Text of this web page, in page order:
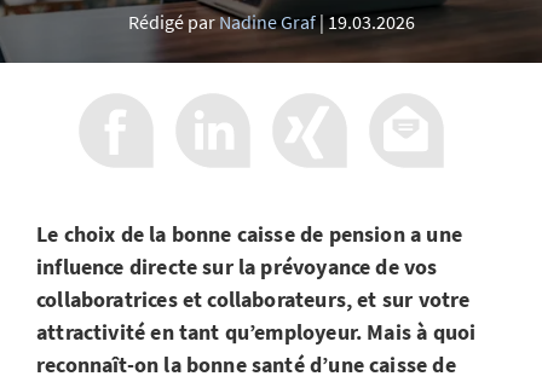
Rédigé parNadine Graf 19.03.2026
Le choix de la bonne caisse de pension a une
influence directe sur la prévoyance de vos
collaboratrices et collaborateurs, et sur votre
attractivité en tant qu’employeur. Mais à quoi
reconnaît-on la bonne santé d’une caisse de